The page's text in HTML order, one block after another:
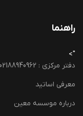
راهنما
">
دفتر مرکزی : 02188940962
معرفی اساتید
درباره موسسه معین